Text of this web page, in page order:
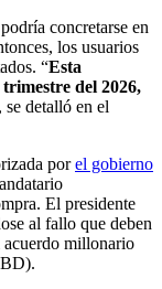
concretarse en
los usuarios
“Esta
del 2026,
se detalló en el
porel gobierno
El presidente
al fallo que deben
acuerdo millonario